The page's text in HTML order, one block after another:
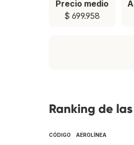
Precio medio
$ 699.958
Ranking de
CÓDIGO AEROLÍNEA